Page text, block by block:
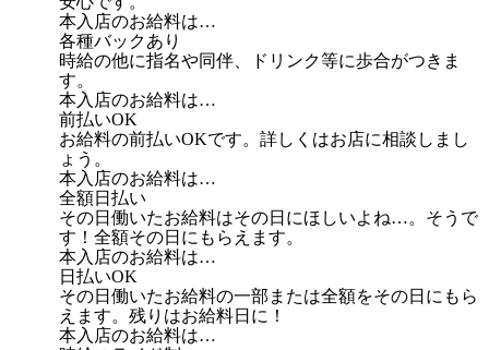
本入店のお給料は…
各種バックあり
時給の他に指名や同伴、ドリンク等に歩合がつきま
す。
本入店のお給料は…
前払いOK
お給料の前払いOKです。詳しくはお店に相談しまし
ょう。
本入店のお給料は…
全額日払い
その日働いたお給料はその日にほしいよね…。そうで
す！全額その日にもらえます。
本入店のお給料は…
日払いOK
その日働いたお給料の一部または全額をその日にもら
えます。残りはお給料日に！
本入店のお給料は…